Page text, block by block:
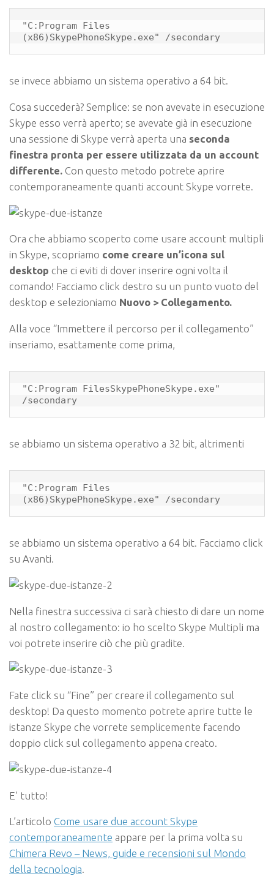
"C:Program Files
(x86)SkypePhoneSkype.exe" /secondary
se invece abbiamo un sistema operativo a 64 bit.
Cosa succederà? Semplice: se non avevate in esecuzione
Skype esso verrà aperto; se avevate già in esecuzione
una sessione di Skype verrà aperta una seconda
finestra pronta per essere utilizzata da un account
differente. Con questo metodo potrete aprire
contemporaneamente quanti account Skype vorrete.
Ora che abbiamo scoperto come usare account multipli
in Skype, scopriamo come creare un’icona sul
desktop che ci eviti di dover inserire ogni volta il
comando! Facciamo click destro su un punto vuoto del
desktop e selezioniamo Nuovo > Collegamento.
Alla voce “Immettere il percorso per il collegamento”
inseriamo, esattamente come prima,
"C:Program FilesSkypePhoneSkype.exe"
/secondary
se abbiamo un sistema operativo a 32 bit, altrimenti
"C:Program Files
(x86)SkypePhoneSkype.exe" /secondary
se abbiamo un sistema operativo a 64 bit. Facciamo click
su Avanti.
Nella finestra successiva ci sarà chiesto di dare un nome
al nostro collegamento: io ho scelto Skype Multipli ma
voi potrete inserire ciò che più gradite.
Fate click su “Fine” per creare il collegamento sul
desktop! Da questo momento potrete aprire tutte le
istanze Skype che vorrete semplicemente facendo
doppio click sul collegamento appena creato.
E’ tutto!
L’articolo Come usare due account Skype
contemporaneamente appare per la prima volta su
Chimera Revo – News, guide e recensioni sul Mondo
della tecnologia.